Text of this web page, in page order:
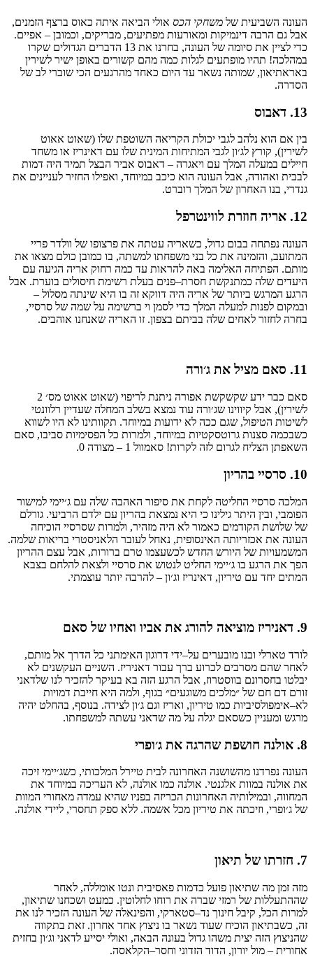
העונה השביעית של משחקי הכס אולי הביאה איתה כאוס ברצף הזמנים,
אבל גם הרבה דינמיקות ומאורעות מפתיעים, מבריקים, וכמובן – אפיים.
כדי לציין את סיומה של העונה, בחרנו את הדברים הגדולים שקרו
במהלכה! תהיו מופתעים לגלות כמה מהם קשורים באופן ישיר לשירין
באראתיאון, שמותה נשאר עד היום כאחד מהרגעים הכי שוברי לב של
הסדרה.
13. דאבוס
בין אם הוא נלהב לגבי יכולת הקריאה השוטפת שלו (שאוט אאוט
לשירין), קורץ לג׳ון לגבי המתיחות המינית שלו עם דאינריז או משחד
חיילים במעלה המלך עם ויאגרה – דאבוס אביר הבצל תמיד היה דמות
לבבית ואהודה, אבל העונה הוא כיכב במיוחד, ואפילו החזיר לעניינים את
גנדרי, בנו האחרון של המלך רוברט.
12. אריה חוזרת לווינטרפל
העונה נפתחה בבום גדול, כשאריה עטתה את פרצופו של וולדר פריי
המתועב, והזמינה את כל בני משפחתו למשתה, בו כמובן כולם מצאו את
מותם. הפתיחה האלימה באה להראות עד כמה רחוק אריה הגיעה עם
היעדים שלה כמתנקשת חסרת–פנים בעלת רשימת חיסולים בוערת. אבל
הרגע המרגש ביותר של אריה היה דווקא זה בו היא שינתה מסלול –
ובמקום לפנות למעלה המלך כדי לסמן וי ברשימה על שמה של סרסיי,
בחרה לחזור לאחים שלה בביתם בצפון. זו האריה שאנחנו אוהבים.
11. סאם מציל את ג׳ורה
סאם כבר ידע שקשקשת אפורה ניתנת לריפוי (שאוט אאוט מס׳
לשירין), אבל קיווינו שג׳ורה עוד נמצא בשלב המחלה שעדיין רלוונטי
לשיטות הטיפול, שגם ככה לא ידועות במיוחד. תקוותינו לא היו לשווא
כשבכמה סצנות גרוטסקטיות במיוחד, ולמרות כל הפסימיות סביבו, סאם
השאפתן הצליח לגרום לזה לקרות! סאמוול מצודה
10. סרסיי בהריון
המלכה סרסיי החליטה לקחת את סיפור האהבה שלה עם ג׳יימי למישור
הפומבי, ובין היתר גילינו כי היא נמצאת בהריון עם ילדם הרביעי. גורלם
של שלושת הקודמים כאמור לא היה מזהיר, ולמרות שסרסיי הוכיחה
העונה את אכזריותה האינסופית, נאחל לעובר הלאניסטרי בריאות שלמה.
המשמעויות של היורש החדש לכשעצמו טרם ברורות, אבל עצם ההריון
הפך את הרגע בו ג׳יימי החליט לנטוש את סרסיי ולצאת להלחם בצבא
המתים יחד עם טיריון, דאינריז וג׳ון – להרבה יותר עוצמתי.
9. דאניריז מוציאה להורג את אביו ואחיו של סאם
לורד טארלי ובנו מובערים על–ידי דרוגון האימתני כל הדרך אל מותם,
לאחר שהם מסרבים לכרוע ברך עבור דאניריז. השניים העקשנים לא
יבלטו בחסרונם בווסטרוז, אבל הרגע הזה בא בעיקר להזכיר לנו שלדאני
זורם דם חם של ״מלכים משוגעים״ בגוף, ולמה היא חייבת דמויות
לא–אימפולסיביות כמו טיריון, ואריז וגם ג׳ון לצידה. בנוסף, בהחלט יהיה
מרגש ומעניין כשסאם יגלה על מה שדאני עשתה למשפחתו.
8. אולנה חושפת שהרגה את ג׳ופרי
העונה נפרדנו מהשושנה האחרונה לבית טיירל המלכותי, כשג׳יימי זיכה
את אולנה במוות אלגנטי. אולנה כמו אולנה, לא העריכה במיוחד את
המחווה, ובמילותיה האחרונות הכריזה בפניו שהיא עמדה מאחורי המוות
של ג׳ופרי, וזיכתה את טיריון מכל אשמה. ללא ספק תחסרי, ליידי אולנה.
7. חזרתושל תיאון
מזה זמן מה שתיאון פועל כדמות פאסיבית ונטו אומללה, לאחר
שההתעללות של רמזי שברה את רוחו לחלוטין. כמעט ושכחנו שתיאון,
למרות הכל, קיבל חינוך נד–סטארקי, והפינאלה של העונה הזכיר לנו את
זה, כשבתיאון הוכיח שעוד נשאר בו ניצוץ אחד אחרון. זאת בתקווה
שהניצוץ הזה יצית משהו גדול בעונה הבאה, ואולי יסייע לדאני וג׳ון בחזית
אחורית – מול יורון, הדוד הזדוני וחסר–הקלאסה.